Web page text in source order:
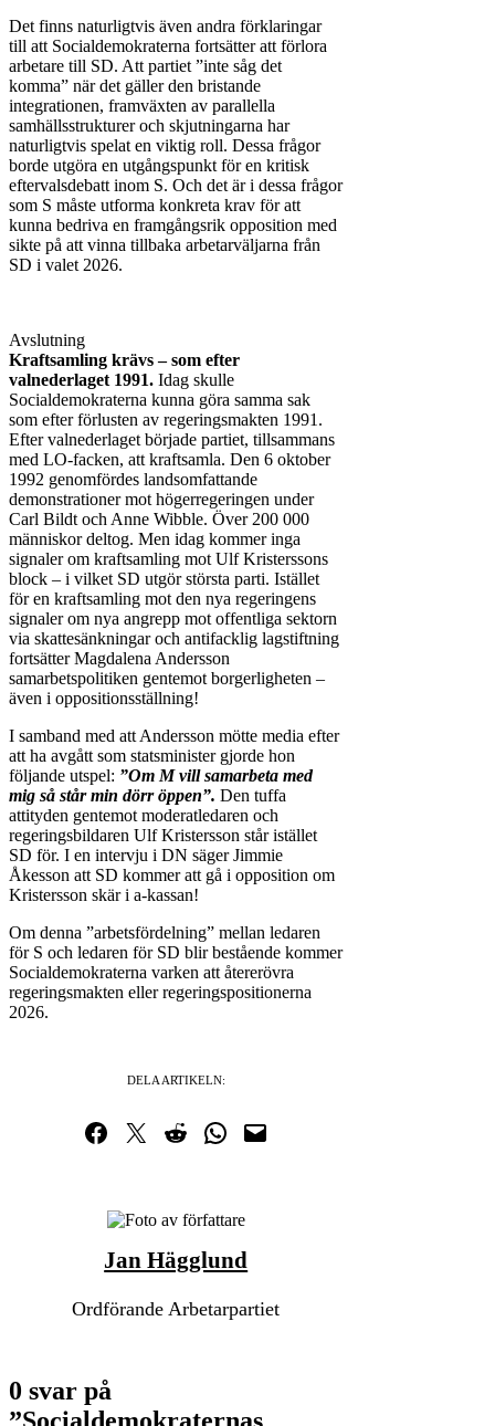
Det finns naturligtvis även andra förklaringar
till att Socialdemokraterna fortsätter att förlora
arbetare till SD. Att partiet ”inte såg det
komma” när det gäller den bristande
integrationen, framväxten av parallella
samhällsstrukturer och skjutningarna har
naturligtvis spelat en viktig roll. Dessa frågor
borde utgöra en utgångspunkt för en kritisk
eftervalsdebatt inom S. Och det är i dessa frågor
som S måste utforma konkreta krav för att
kunna bedriva en framgångsrik opposition med
sikte på att vinna tillbaka arbetarväljarna från
SD i valet 2026.
Avslutning
Kraftsamling krävs – som efter
valnederlaget 1991. Idag skulle
Socialdemokraterna kunna göra samma sak
som efter förlusten av regeringsmakten 1991.
Efter valnederlaget började partiet, tillsammans
med LO-facken, att kraftsamla. Den 6 oktober
1992 genomfördes landsomfattande
demonstrationer mot högerregeringen under
Carl Bildt och Anne Wibble. Över 200 000
människor deltog. Men idag kommer inga
signaler om kraftsamling mot Ulf Kristerssons
block – i vilket SD utgör största parti. Istället
för en kraftsamling mot den nya regeringens
signaler om nya angrepp mot offentliga sektorn
via skattesänkningar och antifacklig lagstiftning
fortsätter Magdalena Andersson
samarbetspolitiken gentemot borgerligheten –
även i oppositionsställning!
I samband med att Andersson mötte media efter
att ha avgått som statsminister gjorde hon
följande utspel: ”Om M vill samarbeta med
mig så står min dörr öppen”. Den tuffa
attityden gentemot moderatledaren och
regeringsbildaren Ulf Kristersson står istället
SD för. I en intervju i DN säger Jimmie
Åkesson att SD kommer att gå i opposition om
Kristersson skär i a-kassan!
Om denna ”arbetsfördelning” mellan ledaren
för S och ledaren för SD blir bestående kommer
Socialdemokraterna varken att återerövra
regeringsmakten eller regeringspositionerna
2026.
DELA ARTIKELN:
Dela på Facebook
Dela på TwitterDela på RedditDela i WhatsApp
Maila en länk
Jan Hägglund
Ordförande Arbetarpartiet
0 svar på
”Socialdemokraternas